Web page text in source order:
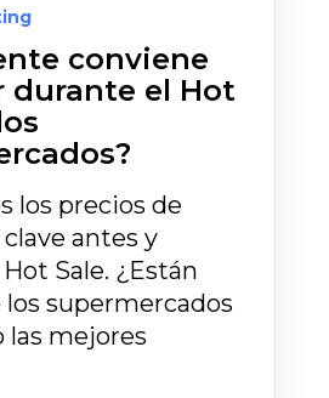
conviene
durante el Hot
los precios de
antes y
Sale. ¿Están
supermercados
las mejores